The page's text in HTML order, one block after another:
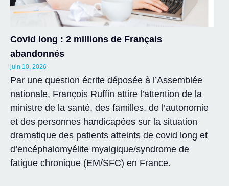
Covid long : 2 millions de Français
abandonnés
juin 10, 2026
Par une question écrite déposée à l’Assemblée
nationale, François Ruffin attire l’attention de la
ministre de la santé, des familles, de l’autonomie
et des personnes handicapées sur la situation
dramatique des patients atteints de covid long et
d’encéphalomyélite myalgique/syndrome de
fatigue chronique (EM/SFC) en France.